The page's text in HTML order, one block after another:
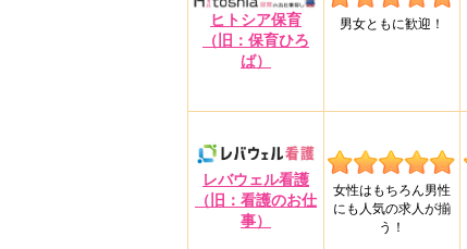
ヒトシア保育
（旧：保育ひろ
ば）
男女ともに歓迎！
レバウェル看護
（旧：看護のお仕
事）
女性はもちろん男性
にも人気の求人が揃
う！